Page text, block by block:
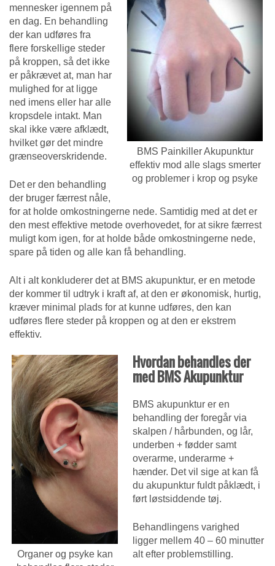
BMS Painkiller Akupunktur
effektiv mod alle slags smerter
og problemer i krop og psyke
mennesker igennem på
en dag. En behandling
der kan udføres fra
flere forskellige steder
på kroppen, så det ikke
er påkrævet at, man har
mulighed for at ligge
ned imens eller har alle
kropsdele intakt. Man
skal ikke være afklædt,
hvilket gør det mindre
grænseoverskridende.
Det er den behandling
der bruger færrest nåle,
for at holde omkostningerne nede. Samtidig med at det er
den mest effektive metode overhovedet, for at sikre færrest
muligt kom igen, for at holde både omkostningerne nede,
spare på tiden og alle kan få behandling.
Alt i alt konkluderer det at BMS akupunktur, er en metode
der kommer til udtryk i kraft af, at den er økonomisk, hurtig,
kræver minimal plads for at kunne udføres, den kan
udføres flere steder på kroppen og at den er ekstrem
effektiv.
Organer og psyke kan
Hvordan behandles der
med BMS Akupunktur
BMS akupunktur er en
behandling der foregår via
skalpen / hårbunden, og lår,
underben + fødder samt
overarme, underarme +
hænder. Det vil sige at kan få
du akupunktur fuldt påklædt, i
ført løstsiddende tøj.
Behandlingens varighed
ligger mellem 40 – 60 minutter
alt efter problemstilling.